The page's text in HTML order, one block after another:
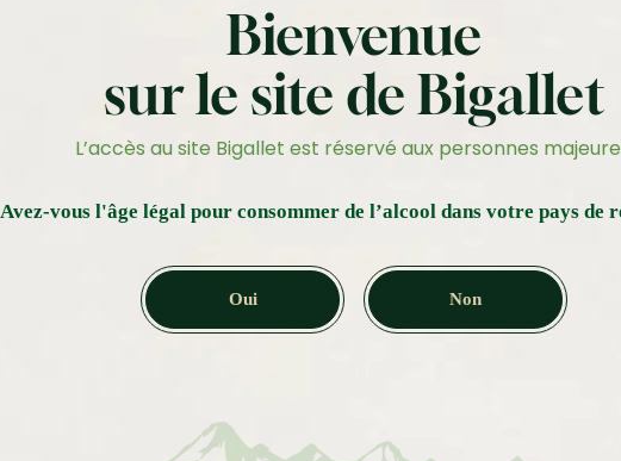
Bienvenue
sur le site de Bigallet
L’accès au site Bigallet est réservé aux personnes
Avez-vous l'âge légal pour consommer de l’alcool dans votre pays de
Oui Non
Taux